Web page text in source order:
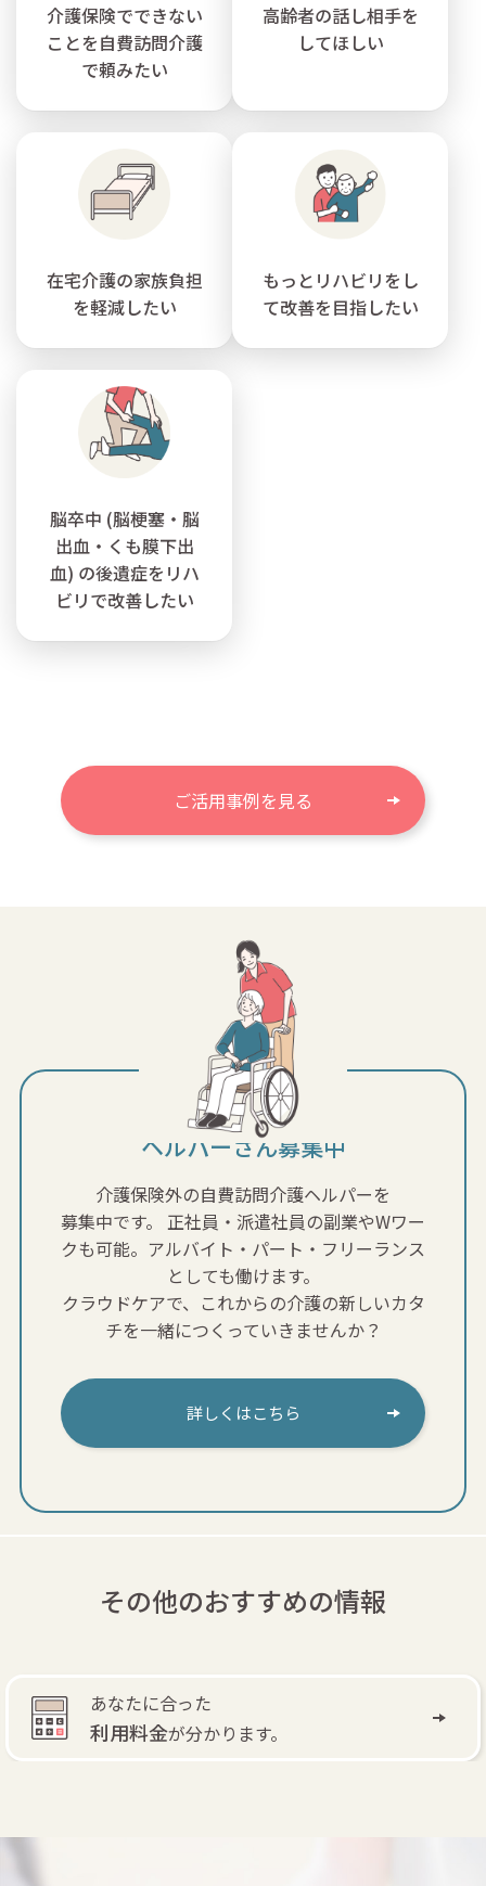
介護保険でできない
ことを自費訪問介護
で頼みたい
高齢者の話し相手を
してほしい
在宅介護の家族負担
を軽減したい
もっとリハビリをし
て改善を目指したい
脳卒中 (脳梗塞・脳
出血・くも膜下出
血) の後遺症をリハ
ビリで改善したい
ご活用事例を見る
ヘルパーさん募集中
介護保険外の自費訪問介護ヘルパーを
募集中です。
正社員・派遣社員の副業やWワー
クも可能。アルバイト・パート・フリーランス
としても働けます。
クラウドケアで、これからの介護の新しいカタ
チを一緒につくっていきませんか？
詳しくはこちら
その他のおすすめの情報
自費訪問リハビリ
退院後もリハビリできます。